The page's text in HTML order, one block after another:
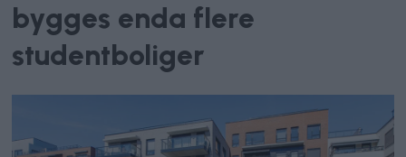
bygges enda flere
studentboliger